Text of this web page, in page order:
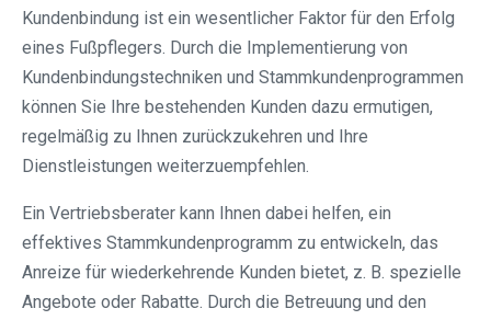
Kundenbindung ist ein wesentlicher Faktor für den Erfolg
eines Fußpflegers. Durch die Implementierung von
Kundenbindungstechniken und Stammkundenprogrammen
können Sie Ihre bestehenden Kunden dazu ermutigen,
regelmäßig zu Ihnen zurückzukehren und Ihre
Dienstleistungen weiterzuempfehlen.
Ein Vertriebsberater kann Ihnen dabei helfen, ein
effektives Stammkundenprogramm zu entwickeln, das
Anreize für wiederkehrende Kunden bietet, z. B. spezielle
Angebote oder Rabatte. Durch die Betreuung und den